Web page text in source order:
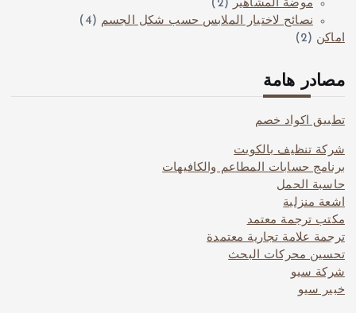
موضة المشاهير
(2)
نصائح لاختيار الملابس حسب شكل الجسم (4)
اماكن (2)
مصادر هامة
تطبيق اكواد خصم
شركة تنظيف بالكويت
برنامج حسابات المطاعم والكافيهات
حاسبة الحمل
اشعة منزلية
مكتب ترجمة معتمد
ترجمة علامة تجارية معتمدة
تحسين محركات البحث
شركة سيو
خبير سيو